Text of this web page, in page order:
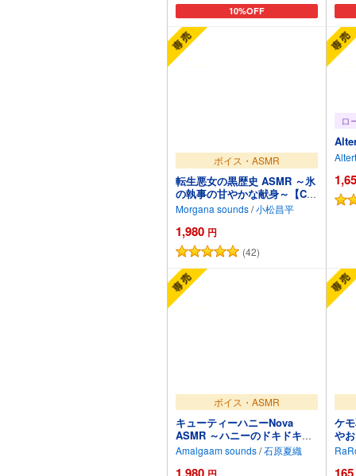
10%OFF
カートに追加
ボイス・ASMR
転生悪女の黒歴史 ASMR ～氷
の執事の甘やかな献身～【CV:
小松昌平】
Morgana sounds/小松昌平
1,980 円
(42)
カートに追加
ロ
ボイス・ASMR
キューティーハニーNova
ASMR ～ハニーのドキドキ密
着取材！～【CV:石原夏織】
Amalgaam sounds/石原夏織
ケ
や
が